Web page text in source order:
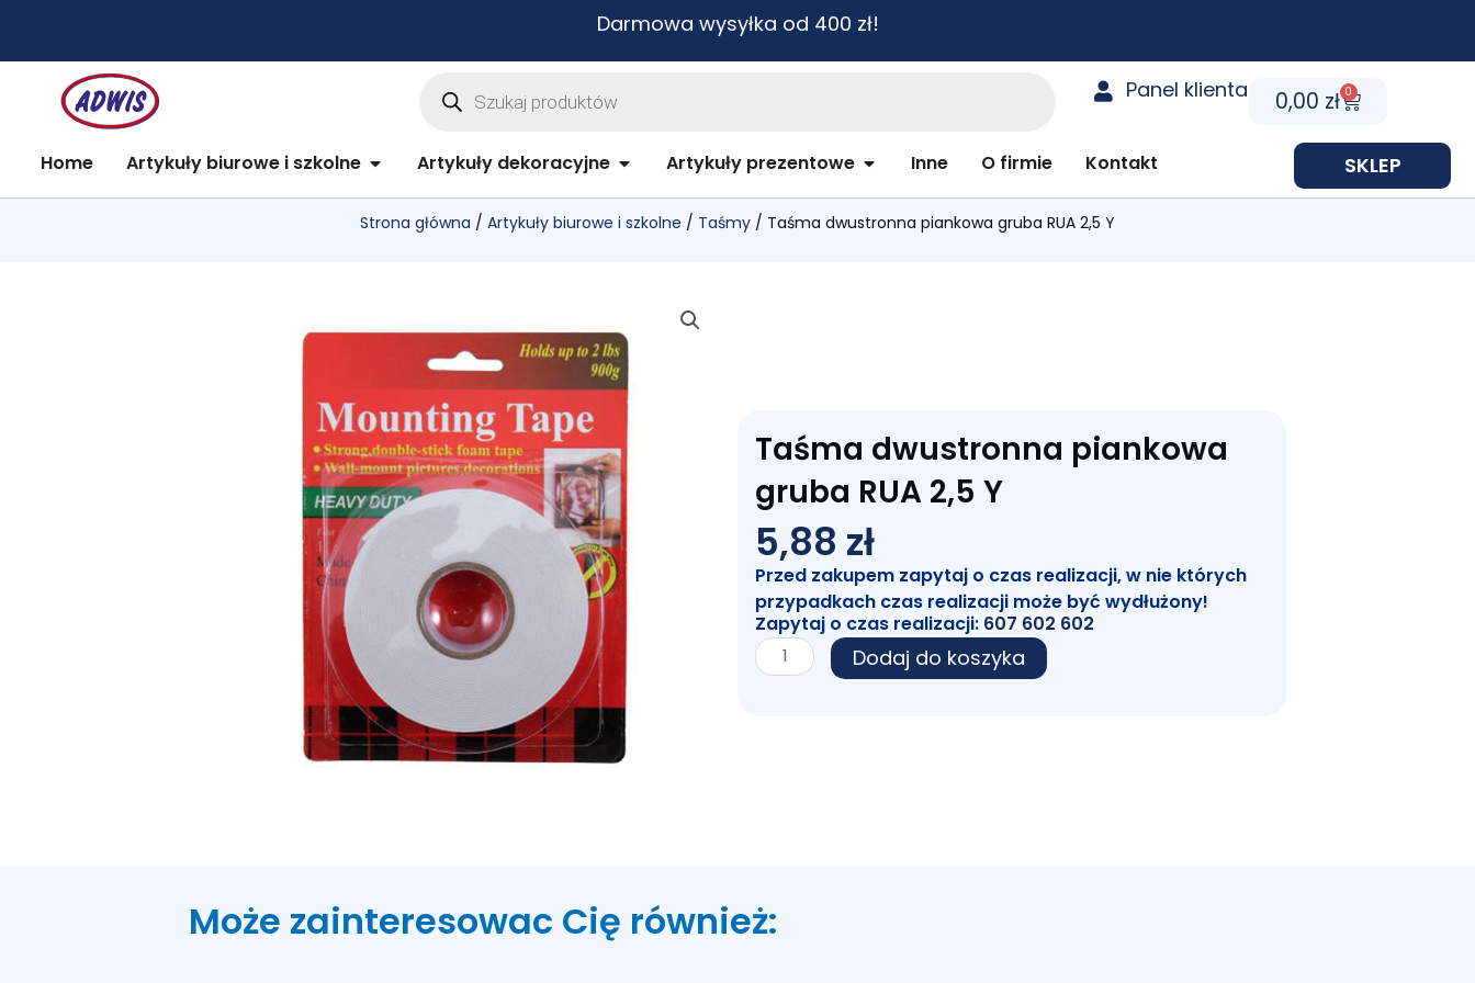
treści
Darmowa wysyłka od 400 zł!
Wyszukiwarka
Panel klienta 0,00 zł 0
Cart
Home Artykuły biurowe i szkolne Open Artykuły biurowe i szkolne
Artykuły dekoracyjne Open Artykuły dekoracyjne
Artykuły prezentowe Open Artykuły prezentowe
Inne O firmie Kontakt SKLEP
Strona główna / Artykuły biurowe i szkolne / Taśmy / Taśma dwustronna piankowa gruba RUA 2,5 Y
Taśma dwustronna piankowa
gruba RUA 2,5 Y
5,88 zł
Przed zakupem zapytaj o czas realizacji, w nie których
przypadkach czas realizacji może być wydłużony!
Zapytaj o czas realizacji: 607 602 602
ilość
Taśma
Dodaj do koszyka
Może zainteresowac Cię również: